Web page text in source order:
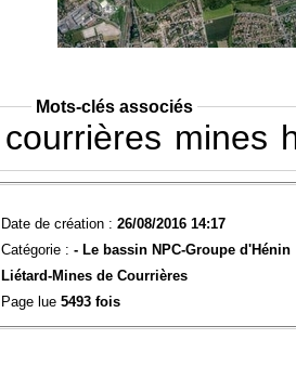
Mots-clés associés
courrières mines
Date de création : 26/08/2016 14:17
Catégorie : - Le bassin NPC-Groupe d'Hénin
Liétard-Mines de Courrières
Page lue 5493 fois